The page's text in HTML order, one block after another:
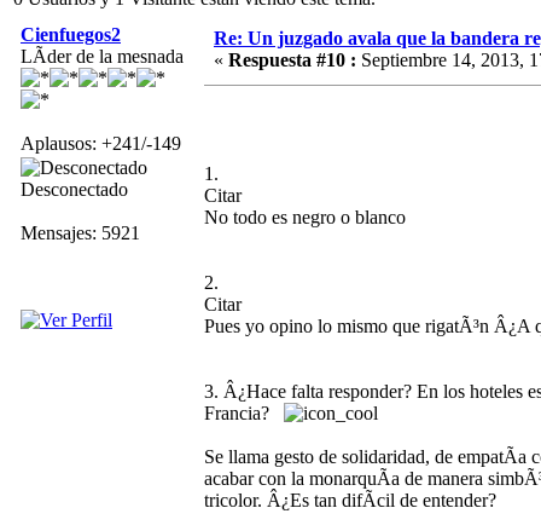
Cienfuegos2
LÃ­der de la mesnada
Aplausos: +241/-149
Desconectado
Mensajes: 5921
Re: Un juzgado avala que la bandera
« Respuesta #10 : Septiembre 14, 2013,
1.
Citar
No todo es negro o blanco
2.
Citar
Pues yo opino lo mismo que rigatÃ³n Â¿A
3. Â¿Hace falta responder? En los hoteles
Francia?
Se llama gesto de solidaridad, de empatÃ­a
acabar con la monarquÃ­a de manera
tricolor. Â¿Es tan difÃ­cil de entender?